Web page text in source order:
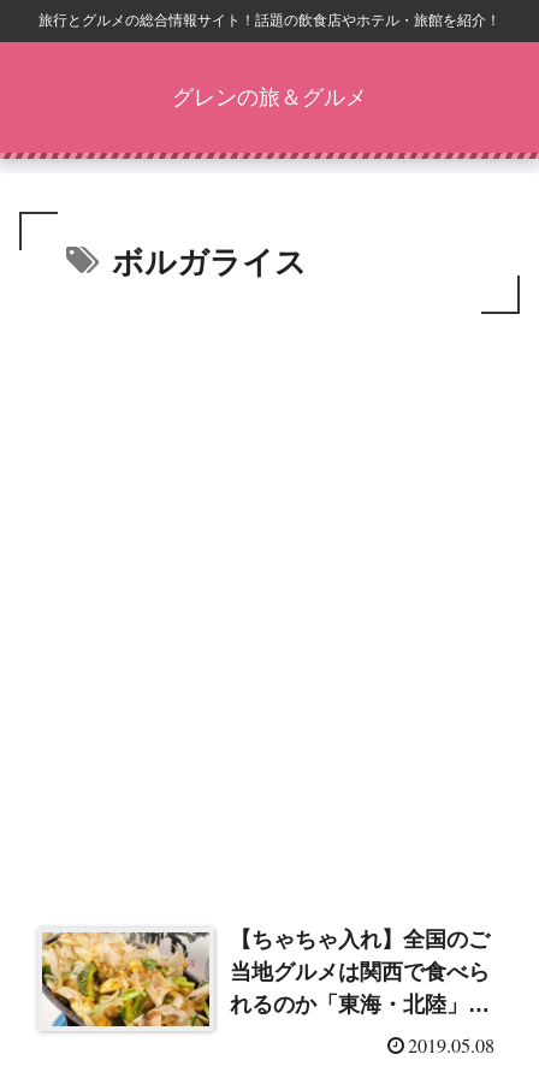
旅行とグルメの総合情報サイト！話題の飲食店やホテル・旅館を紹介！
グレンの旅＆グルメ
ボルガライス
【ちゃちゃ入れ】全国のご
当地グルメは関西で食べら
れるのか「東海・北陸」東
2019.05.08